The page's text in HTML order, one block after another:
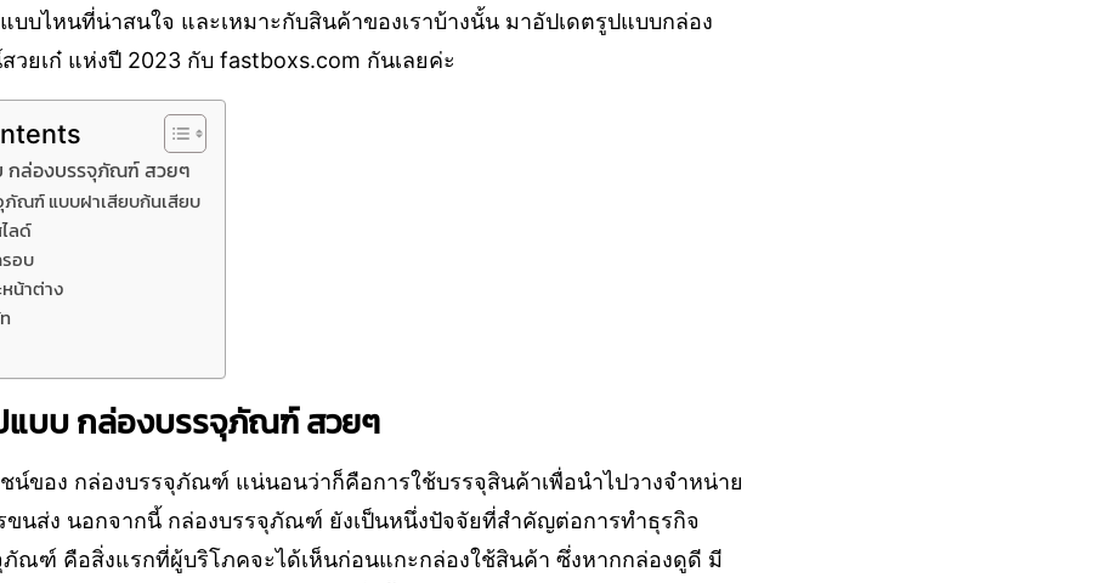
บบไหนที่น่าสนใจ และเหมาะกับสินค้าของเราบ้างนั้น มาอัปเดตรูปแบบกล่อง
ยเก๋ แห่งปี 2023 กับ fastboxs.com กันเลยค่ะ
กล่องบรรจุภัณฑ์ สวยๆ
ภัณฑ์ แบบฝาเสียบก้นเสียบ
ลด์
อบ
น้าต่าง
แบบ กล่องบรรจุภัณฑ์ สวยๆ
น์ของ กล่องบรรจุภัณฑ์ แน่นอนว่าก็คือการใช้บรรจุสินค้าเพื่อนำไปวางจำหน่าย
ขนส่ง นอกจากนี้ กล่องบรรจุภัณฑ์ ยังเป็นหนึ่งปัจจัยที่สำคัญต่อการทำธุรกิจ
ภัณฑ์ คือสิ่งแรกที่ผู้บริโภคจะได้เห็นก่อนแกะกล่องใช้สินค้า ซึ่งหากกล่องดูดี มี